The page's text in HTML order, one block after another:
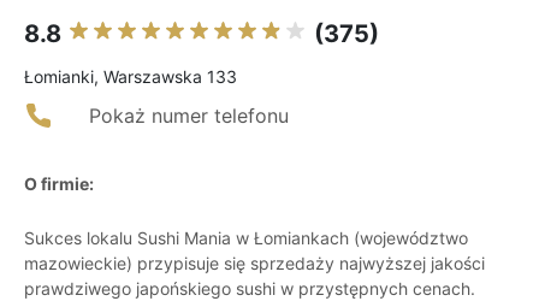
8.8 (375)
Łomianki, Warszawska 133
Pokaż numer telefonu
O firmie:
Sukces lokalu Sushi Mania w Łomiankach (województwo
mazowieckie) przypisuje się sprzedaży najwyższej jakości
prawdziwego japońskiego sushi w przystępnych cenach.